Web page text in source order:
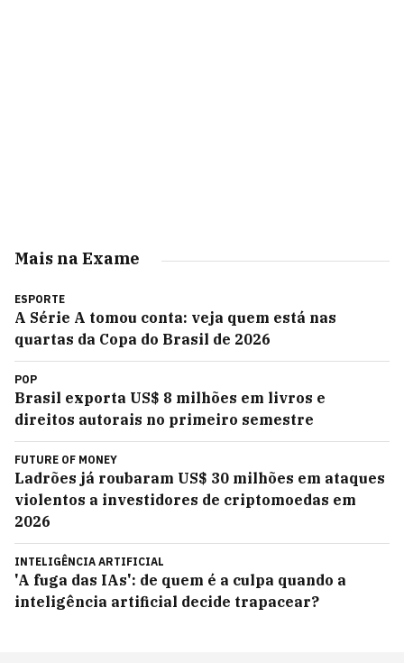
Mais na Exame
ESPORTE
A Série A tomou conta: veja quem está nas
quartas da Copa do Brasil de 2026
POP
Brasil exporta US$ 8 milhões em livros e
direitos autorais no primeiro semestre
FUTURE OF MONEY
Ladrões já roubaram US$ 30 milhões em ataques
violentos a investidores de criptomoedas em
2026
INTELIGÊNCIA ARTIFICIAL
'A fuga das IAs': de quem é a culpa quando a
inteligência artificial decide trapacear?